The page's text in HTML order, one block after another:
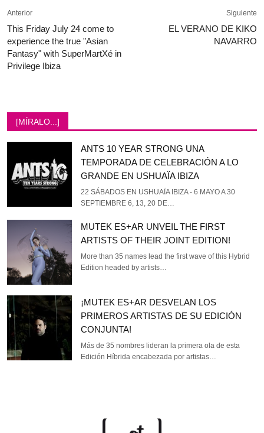
Anterior
This Friday July 24 come to
experience the true "Asian
Fantasy" with SuperMartXé in
Privilege Ibiza
Siguiente
EL VERANO DE KIKO
NAVARRO
[MÍRALO...]
ANTS 10 YEAR STRONG UNA
TEMPORADA DE CELEBRACIÓN A LO
GRANDE EN USHUAÏA IBIZA
22 SÁBADOS EN USHUAÏA IBIZA - 6 MAYO A 30
SEPTIEMBRE 6, 13, 20 DE…
MUTEK ES+AR UNVEIL THE FIRST
ARTISTS OF THEIR JOINT EDITION!
More than 35 names lead the first wave of this Hybrid
Edition headed by artists…
¡MUTEK ES+AR DESVELAN LOS
PRIMEROS ARTISTAS DE SU EDICIÓN
CONJUNTA!
Más de 35 nombres lideran la primera ola de esta
Edición Híbrida encabezada por artistas…